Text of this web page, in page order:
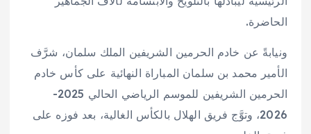
الحاضرة.
ونيابةً عن خادم الحرمين الشريفين الملك سلمان، شرَّف
الأمير محمد بن سلمان المباراة النهائية على كأس خادم
الحرمين الشريفين للموسم الرياضي الحالي 2025-
2026، وتوَّج فريق الهلال بالكأس الغالية، بعد فوزه على